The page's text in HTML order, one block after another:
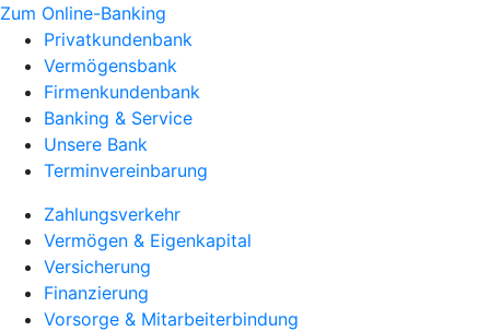
Zum Online-Banking
Privatkundenbank
Vermögensbank
Firmenkundenbank
Banking & Service
Unsere Bank
Terminvereinbarung
Zahlungsverkehr
Vermögen & Eigenkapital
Versicherung
Finanzierung
Vorsorge & Mitarbeiterbindung